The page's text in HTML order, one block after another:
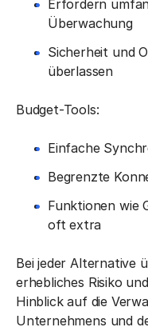
Erfordern
Überwachung
Sicherheit und
überlassen
Budget-Tools:
Einfache
Begrenzte
Funktionen wie
oft extra
Bei jeder Alternative
erhebliches Risiko
Hinblick auf die
Unternehmens und